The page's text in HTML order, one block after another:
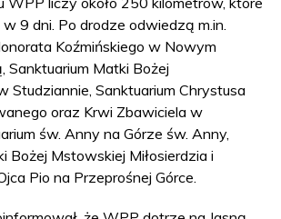
9 dni. Po drodze odwiedzą m.in.
Koźmińskiego w Nowym
Sanktuarium Matki Bożej
Studziannie, Sanktuarium Chrystusa
oraz Krwi Zbawiciela w
św. Anny na Górze św. Anny,
Bożej Mstowskiej Miłosierdzia i
Pio na Przeprośnej Górce.